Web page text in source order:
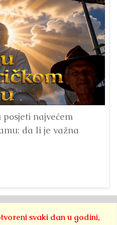
posjeti najvećem
da li je važna
svaki dan u godini,